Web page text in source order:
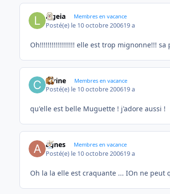
Ligeia Membres en vacance
Posté(e) le 10 octobre 200619 a
Oh!!!!!!!!!!!!!!!!!! elle est trop mignonne!!!
carine Membres en vacance
Posté(e) le 10 octobre 200619 a
qu'elle est belle Muguette ! j'adore aussi !
agnes Membres en vacance
Posté(e) le 10 octobre 200619 a
Oh la la elle est craquante ... IOn ne